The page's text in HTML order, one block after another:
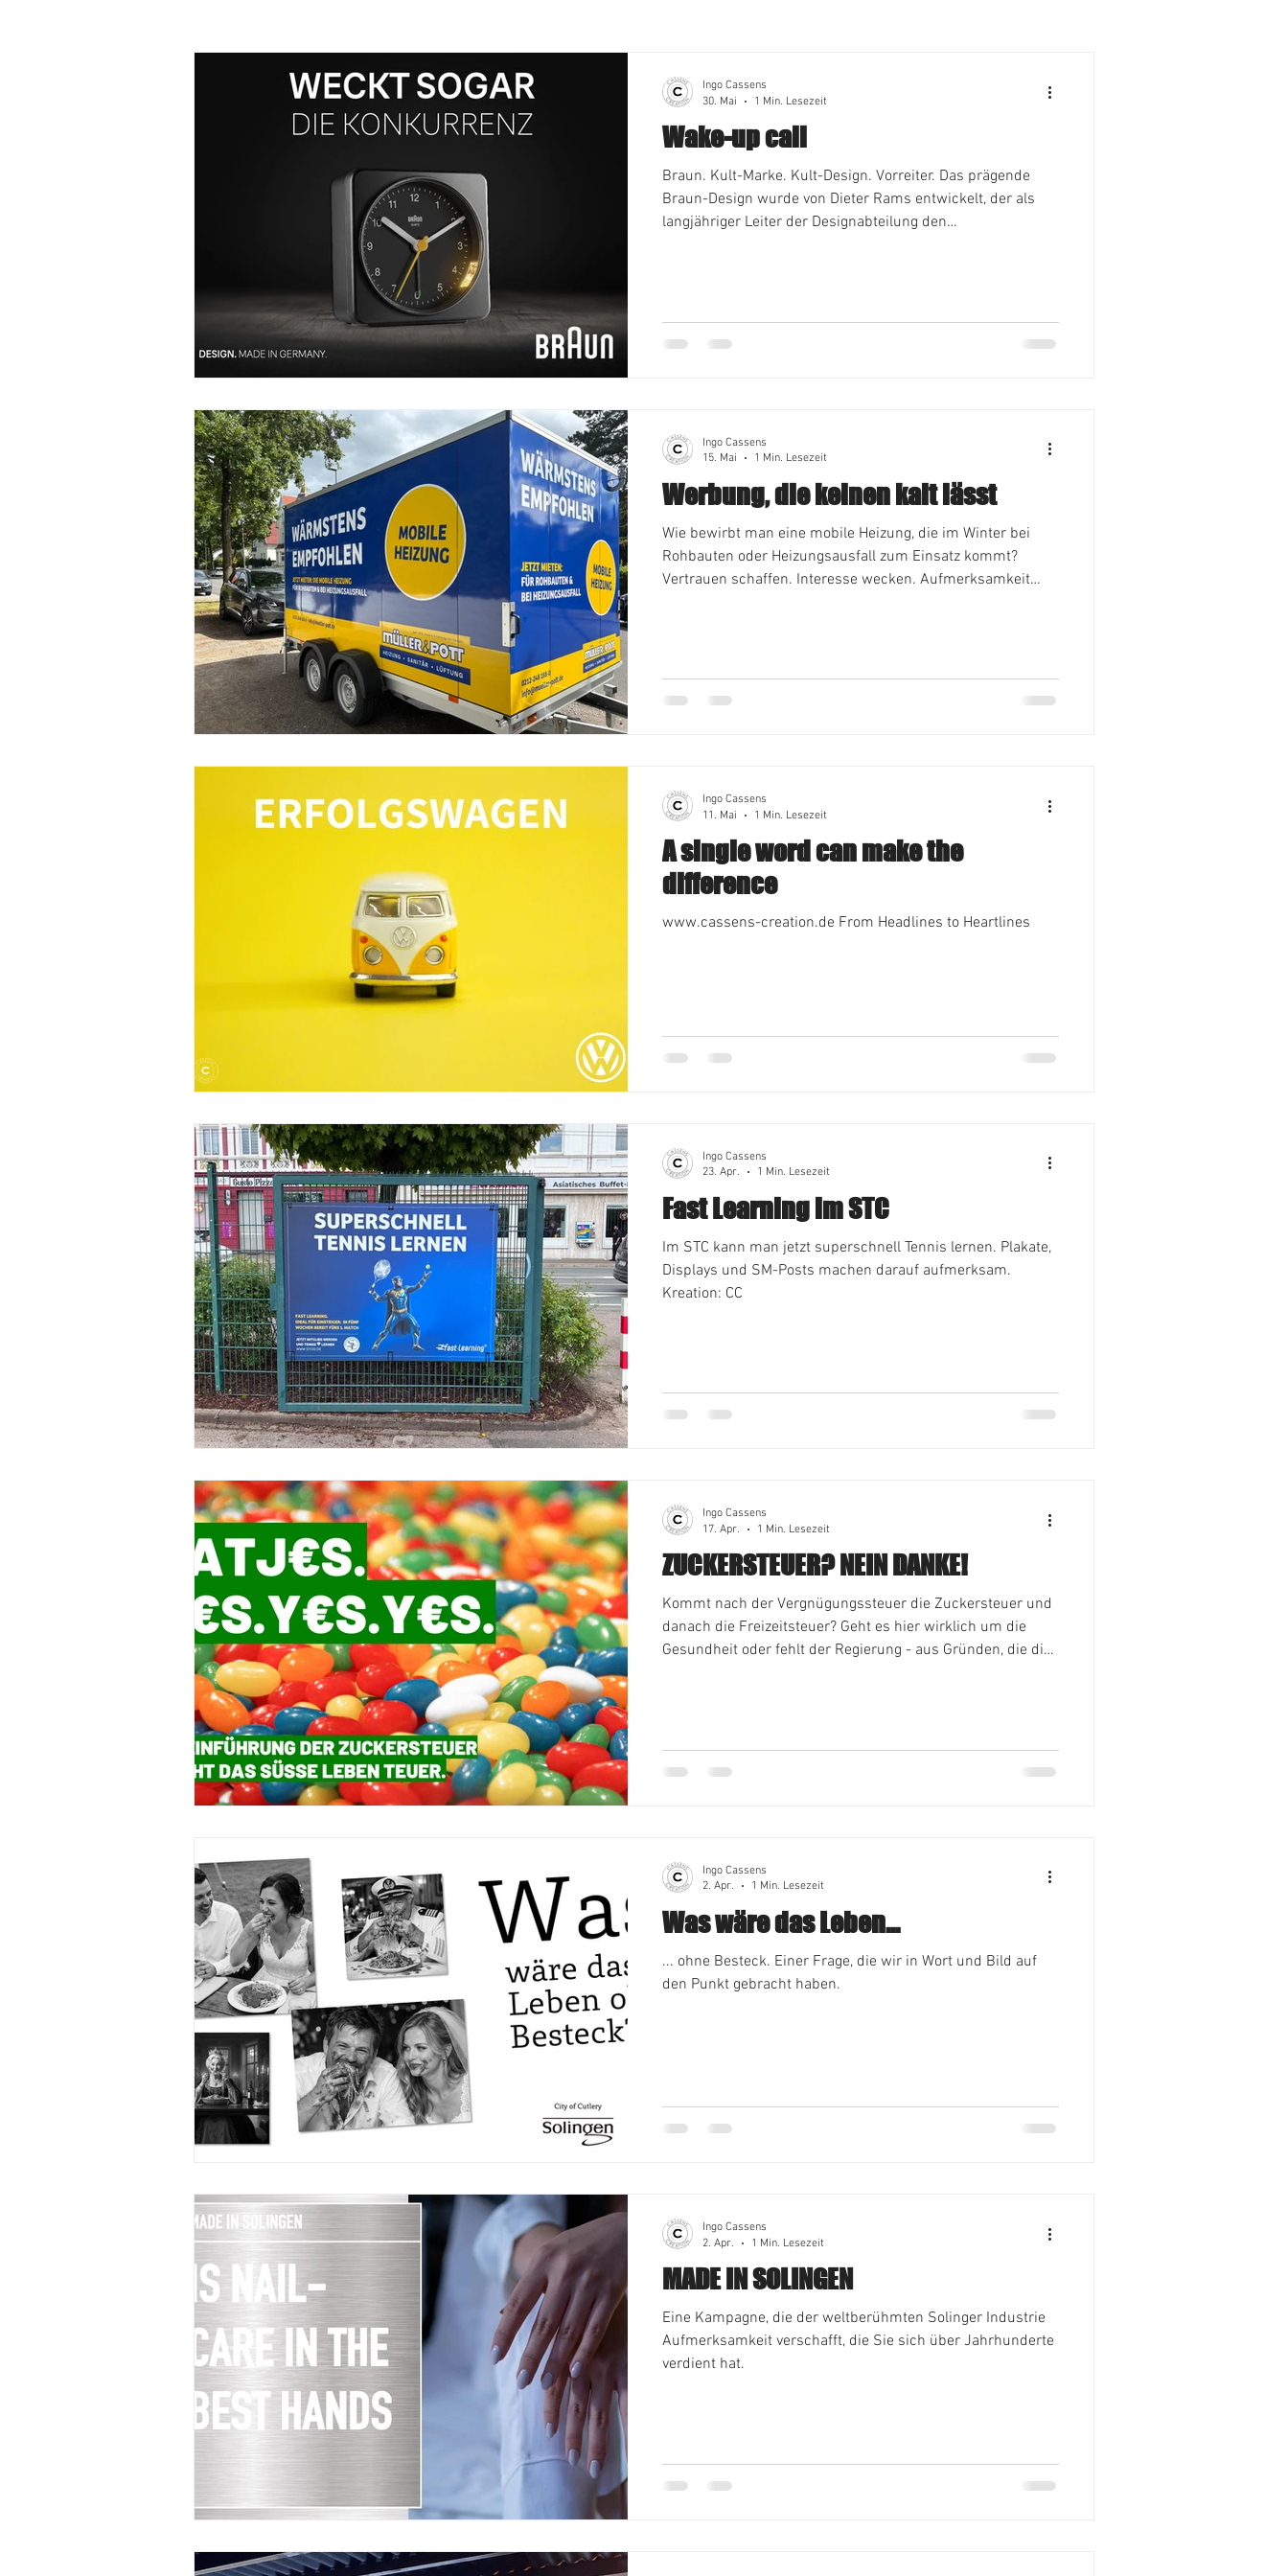
Wake-up call
Braun. Kult-Marke. Kult-Design. Vorreiter. Das prägende
Braun-Design wurde von Dieter Rams entwickelt, der als
langjähriger Leiter der Designabteilung den
dem Motiv für Braun aufgegriffen, denn das minimalistische
Ingo Cassens
30. Mai
1 Min. Lesezeit
Werbung, die keinen kalt lässt
Wie bewirbt man eine mobile Heizung, die im Winter bei
Rohbauten oder Heizungsausfall zum Einsatz kommt?
Vertrauen schaffen. Interesse wecken. Aufmerksamkeit
Ingo Cassens
15. Mai
1 Min. Lesezeit
A single word can make the
difference
www.cassens-creation.de From Headlines to Heartlines
Ingo Cassens
11. Mai
1 Min. Lesezeit
Fast Learning im STC
Im STC kann man jetzt superschnell Tennis lernen. Plakate,
Displays und SM-Posts machen darauf aufmerksam.
Kreation: CC
Ingo Cassens
23. Apr.
1 Min. Lesezeit
ZUCKERSTEUER? NEIN DANKE!
Kommt nach der Vergnügungssteuer die Zuckersteuer und
danach die Freizeitsteuer? Geht es hier wirklich um die
Gesundheit oder fehlt der Regierung - aus Gründen, die die
das sauer verdiente Geld entzieht und eine abermals
Ingo Cassens
17. Apr.
1 Min. Lesezeit
Was wäre das Leben...
... ohne Besteck. Einer Frage, die wir in Wort und Bild auf
den Punkt gebracht haben.
Ingo Cassens
2. Apr.
1 Min. Lesezeit
MADE IN SOLINGEN
Eine Kampagne, die der weltberühmten Solinger Industrie
Aufmerksamkeit verschafft, die Sie sich über Jahrhunderte
verdient hat.
Ingo Cassens
2. Apr.
1 Min. Lesezeit